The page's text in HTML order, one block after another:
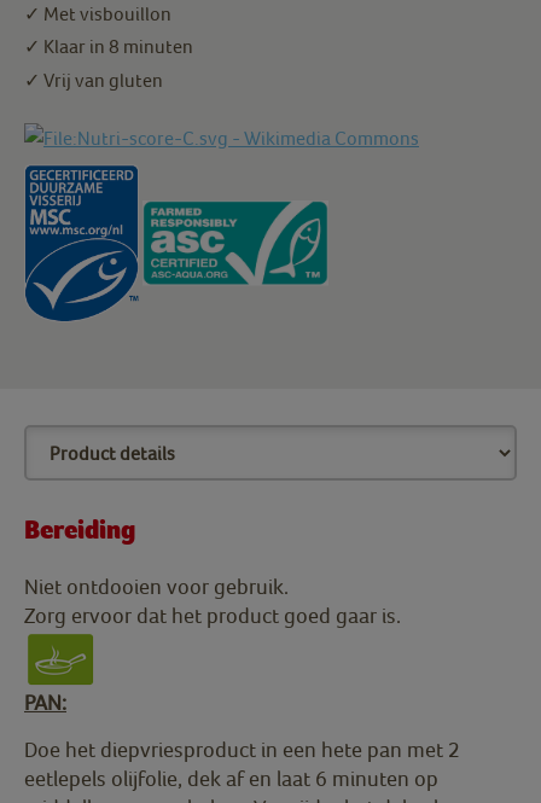
✓ Met visbouillon
✓ Klaar in 8 minuten
✓ Vrij van gluten
Bereiding
Niet ontdooien voor gebruik.
Zorg ervoor dat het product goed gaar is.
PAN:
Doe het diepvriesproduct in een hete pan met 2
eetlepels olijfolie, dek af en laat 6 minuten op